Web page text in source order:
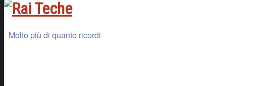
Molto più di quanto ricordi